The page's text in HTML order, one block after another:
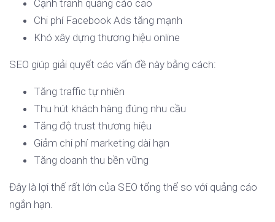
Cạnh tranh quảng cáo cao
Chi phí Facebook Ads tăng mạnh
Khó xây dựng thương hiệu online
SEO giúp giải quyết các vấn đề này bằng cách:
Tăng traffic tự nhiên
Thu hút khách hàng đúng nhu cầu
Tăng độ trust thương hiệu
Giảm chi phí marketing dài hạn
Tăng doanh thu bền vững
Đây là lợi thế rất lớn của SEO tổng thể so với quảng cáo
ngắn hạn.